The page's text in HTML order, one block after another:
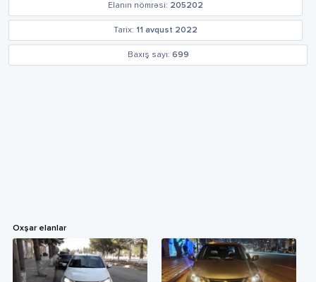
Elanın nömrəsi: 205202
Tarix: 11 avqust 2022
Baxış sayı: 699
Oxşar elanlar